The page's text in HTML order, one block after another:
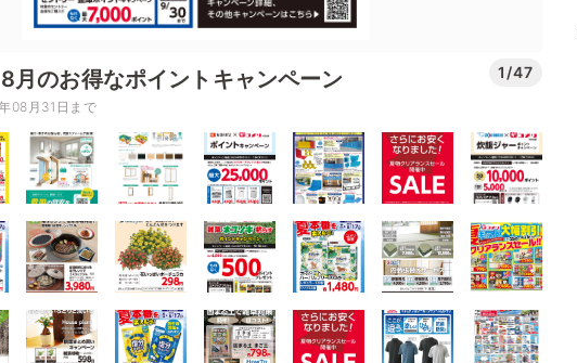
8月のお得なポイントキャンペーン 1/47
08月31日まで